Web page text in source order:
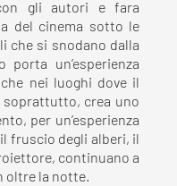
gli autori e fara
del cinema sotto le
che si snodano dalla
porta un’esperienza
nei luoghi dove il
soprattutto, crea uno
per un’esperienza
fruscio degli alberi, il
continuano a
oltre la notte.